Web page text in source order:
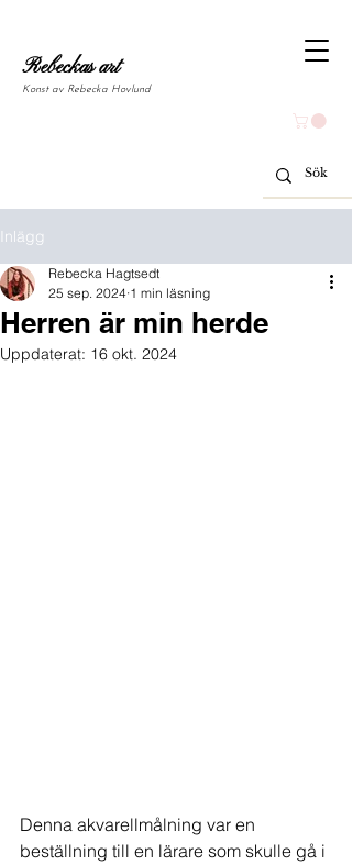
Rebeckas art
Konst av Rebecka Hovlund
Inlägg
Herren är min herde
Rebecka Hagtsedt
25 sep. 2024 1 min läsning
Uppdaterat: 16 okt. 2024
Denna akvarellmålning var en
beställning till en lärare som skulle gå i